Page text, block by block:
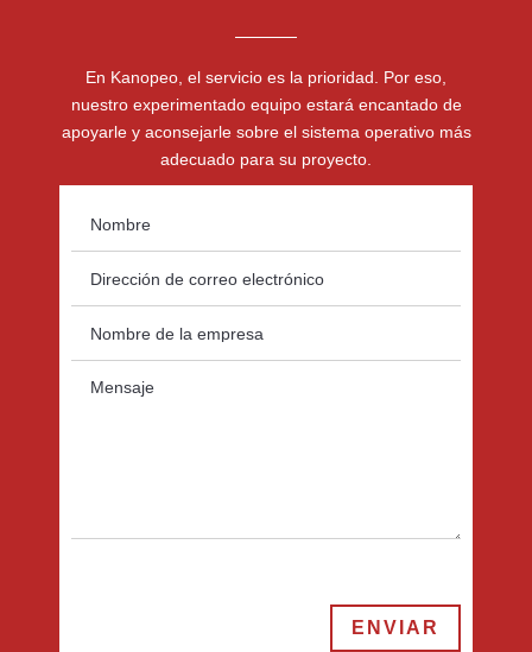
En Kanopeo, el servicio es la prioridad. Por eso,
nuestro experimentado equipo estará encantado de
apoyarle y aconsejarle sobre el sistema operativo más
adecuado para su proyecto.
ENVIAR